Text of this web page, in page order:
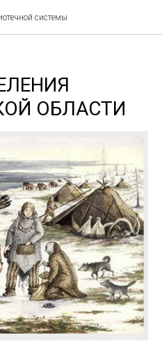
системы
ОБЛАСТИ